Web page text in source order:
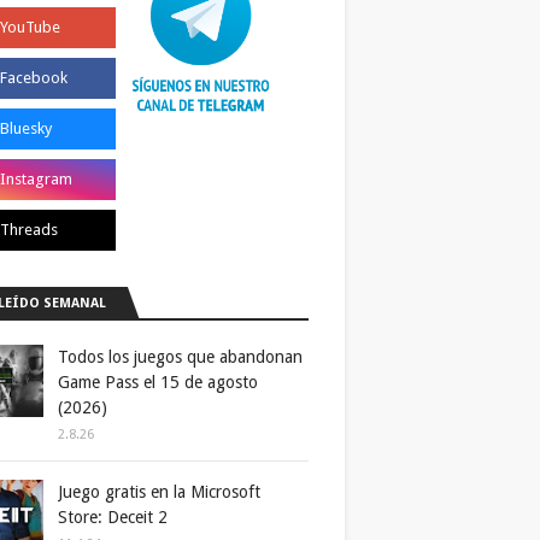
SEMANAL
Todos los juegos que abandonan
Game Pass el 15 de agosto
(2026)
2.8.26
Juego gratis en la Microsoft
Store: Deceit 2